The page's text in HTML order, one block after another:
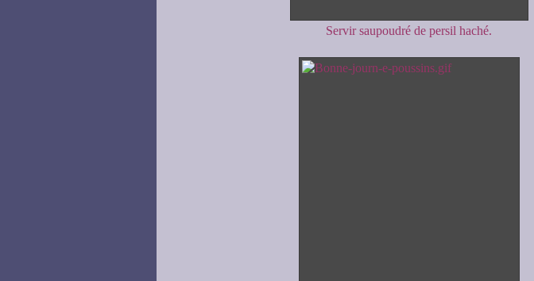
Servir saupoudré de persil haché.